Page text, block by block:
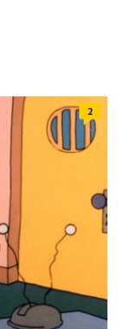
2